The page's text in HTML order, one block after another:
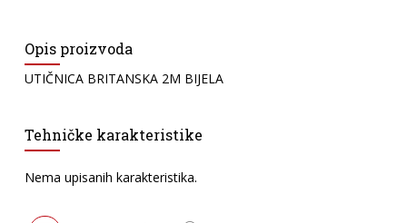
Opis proizvoda
UTIČNICA BRITANSKA 2M BIJELA
Tehničke karakteristike
Nema upisanih karakteristika.